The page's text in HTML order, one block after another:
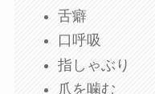
舌癖
口呼吸
指しゃぶり
爪を噛む